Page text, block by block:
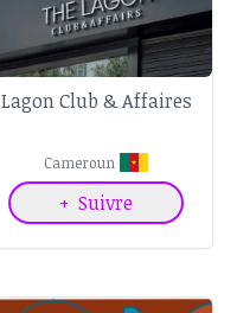
Lagon Club & Affaires
Cameroun
+ Suivre